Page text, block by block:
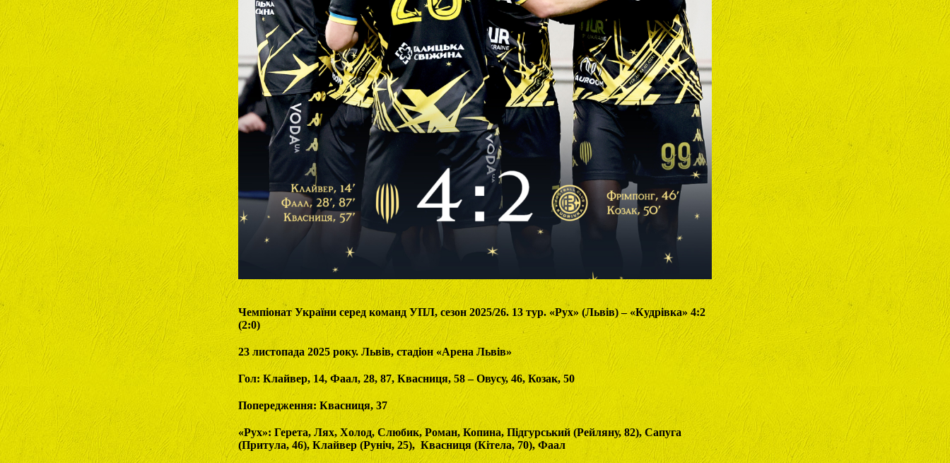
Чемпіонат України серед команд УПЛ, сезон 2025/26. 13 тур. «Рух» (Львів) – «Кудрівка» 4:2
(2:0)
23 листопада 2025 року. Львів, стадіон «Арена Львів»
Гол: Клайвер, 14, Фаал, 28, 87, Квасниця, 58 – Овусу, 46, Козак, 50
Попередження: Квасниця, 37
«Рух»: Герета, Лях, Холод, Слюбик, Роман, Копина, Підгурський (Рейляну, 82), Сапуга
(Притула, 46), Клайвер (Руніч, 25), Квасниця (Кітела, 70), Фаал